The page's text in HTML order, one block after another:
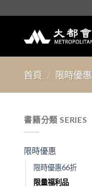
to
首頁 / 限時優惠
書籍分類 SERIES
限時優惠
限時優惠66折
限量福利品